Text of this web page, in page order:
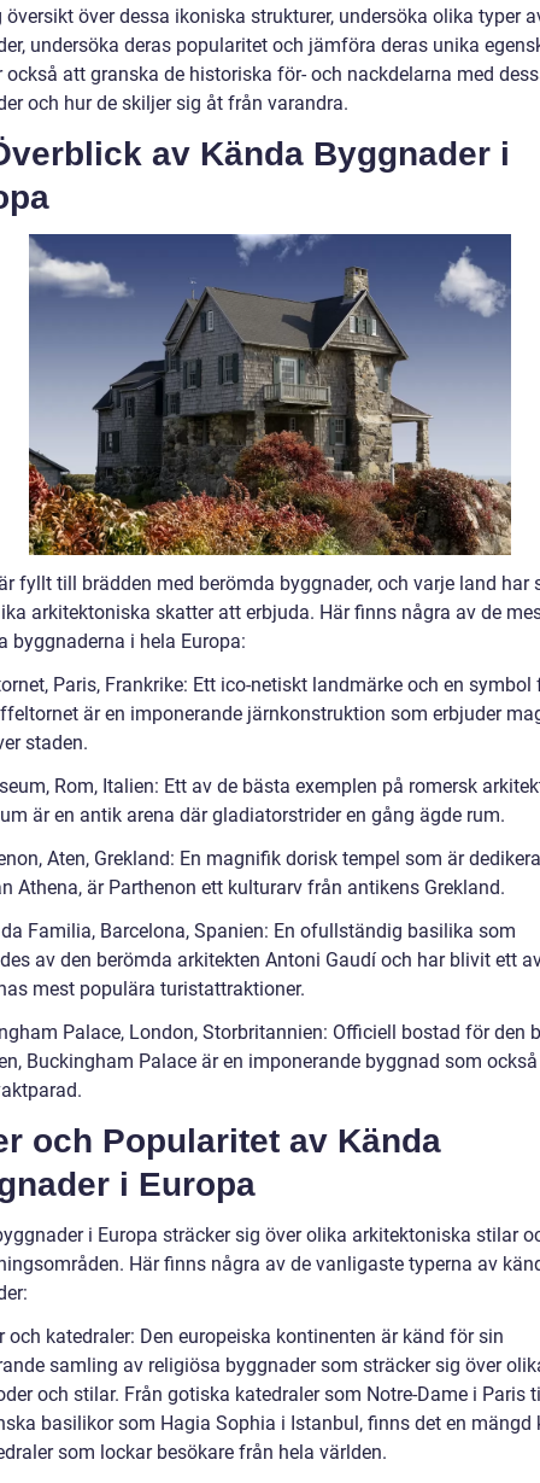
översikt över dessa ikoniska strukturer, undersöka olika typer
undersöka deras popularitet och jämföra deras unika
också att granska de historiska för- och nackdelarna med
och hur de skiljer sig åt från varandra.
av Kända Byggnader i
fyllt till brädden med berömda byggnader, och varje land har
arkitektoniska skatter att erbjuda. Här finns några av de
byggnaderna i hela Europa:
Paris, Frankrike: Ett ico-netiskt landmärke och en symbol
är en imponerande järnkonstruktion som erbjuder
staden.
Rom, Italien: Ett av de bästa exemplen på romersk
är en antik arena där gladiatorstrider en gång ägde rum.
Aten, Grekland: En magnifik dorisk tempel som är
Athena, är Parthenon ett kulturarv från antikens Grekland.
Familia, Barcelona, Spanien: En ofullständig basilika som
av den berömda arkitekten Antoni Gaudí och har blivit ett
mest populära turistattraktioner.
Palace, London, Storbritannien: Officiell bostad för den
Buckingham Palace är en imponerande byggnad som
och Popularitet av Kända
i Europa
i Europa sträcker sig över olika arkitektoniska stilar
Här finns några av de vanligaste typerna av
och katedraler: Den europeiska kontinenten är känd för sin
samling av religiösa byggnader som sträcker sig över
och stilar. Från gotiska katedraler som Notre-Dame i Paris
basilikor som Hagia Sophia i Istanbul, finns det en mängd
som lockar besökare från hela världen.